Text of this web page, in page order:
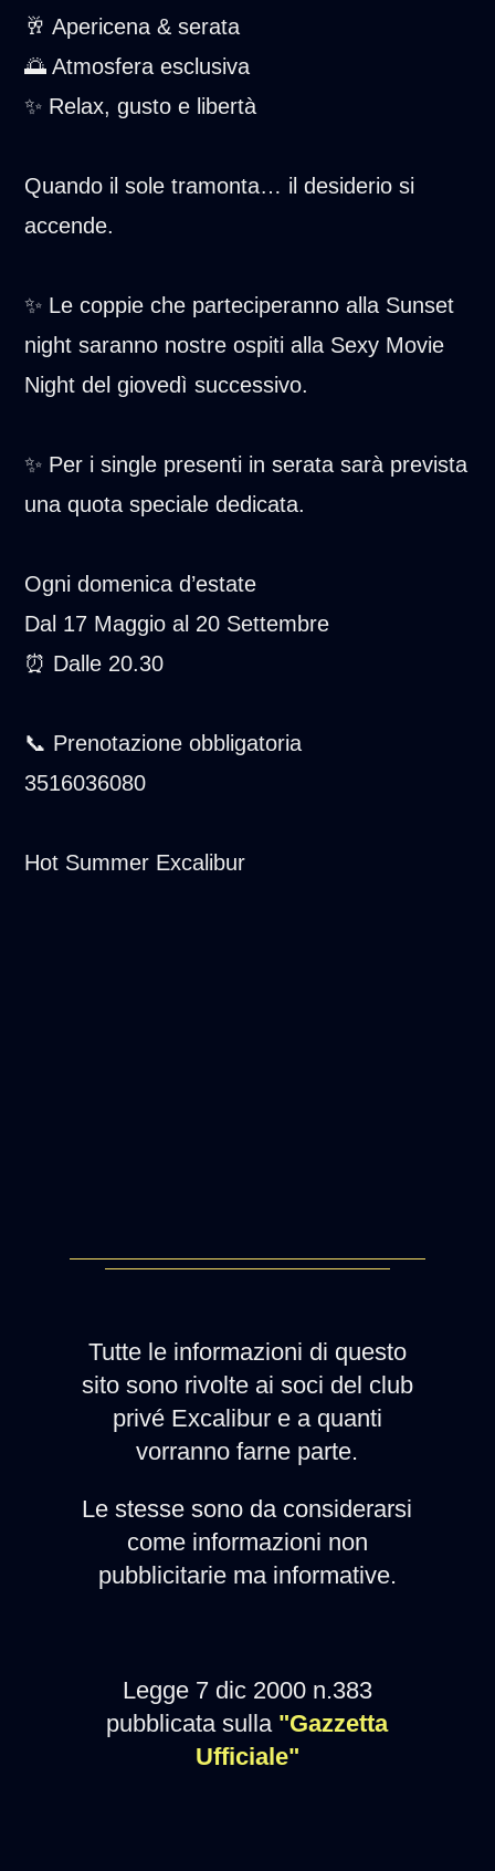
🥂 Apericena & serata
🌅 Atmosfera esclusiva
✨ Relax, gusto e libertà
Quando il sole tramonta… il desiderio si
accende.
✨ Le coppie che parteciperanno alla Sunset
night saranno nostre ospiti alla Sexy Movie
Night del giovedì successivo.
✨ Per i single presenti in serata sarà prevista
una quota speciale dedicata.
Ogni domenica d’estate
Dal 17 Maggio al 20 Settembre
⏰ Dalle 20.30
📞 Prenotazione obbligatoria
3516036080
Hot Summer Excalibur
Tutte le informazioni di questo
sito sono rivolte ai soci del club
privé Excalibur e a quanti
vorranno farne parte.
Le stesse sono da considerarsi
come informazioni non
pubblicitarie ma informative.
Legge 7 dic 2000 n.383
pubblicata sulla "Gazzetta
Ufficiale"